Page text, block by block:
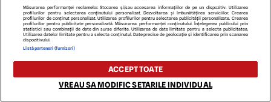
Măsurarea performanței reclamelor. Stocarea și/sau accesarea informațiilor de pe un dispozitiv. Utilizarea
profilurilor pentru selectarea conținutului personalizat. Dezvoltarea și îmbunătățirea serviciilor. Crearea
profilurilor de conținut personalizat. Utilizarea profilurilor pentru selectarea publicității personalizate. Crearea
profilurilor pentru publicitate personalizată. Măsurarea performanței conținutului. Înțelegerea publicului prin
statistici sau combinații de date din surse diferite. Utilizarea de date limitate pentru a selecta publicitatea.
Utilizarea datelor limitate pentru a selecta conținutul. Date precise de geolocație și identificarea prin scanarea
dispozitivului.
Listă parteneri (furnizori)
ACCEPT TOATE
VREAU SA MODIFIC SETARILE INDIVIDUAL